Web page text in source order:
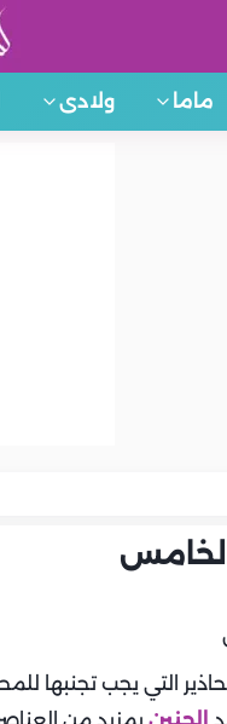
ماما ولادى
التي يجب تجنبها